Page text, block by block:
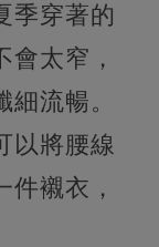
季穿著的
太窄，
流暢。
以將腰線
襯衣，